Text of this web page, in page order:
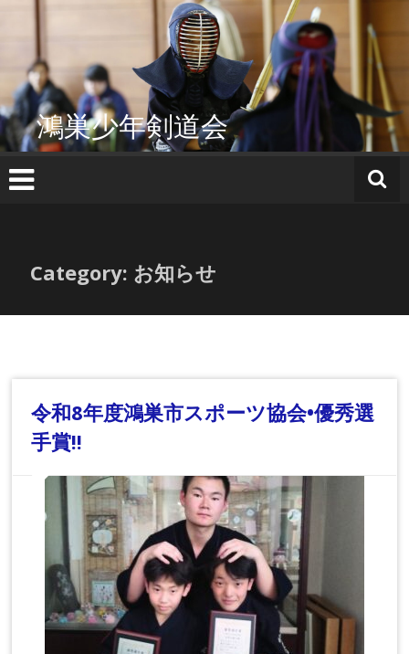
ツ
へ
ス
キ
ッ
鴻巣少年剣道会
Category: お知らせ
令和8年度鴻巣市スポーツ協会•優秀選
手賞!!